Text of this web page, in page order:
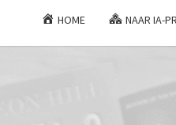
HOME NAAR IA-